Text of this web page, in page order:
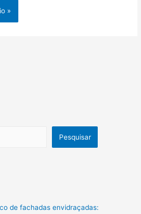
Pesquisar
de fachadas envidraçadas: